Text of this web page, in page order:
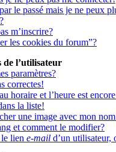
le passé mais je ne peux
m’inscrire?
les cookies du forum”?
de l’utilisateur
paramètres?
correctes!
horaire et l’heure est
la liste!
une image avec mon
et comment le modifier?
lien e-mail d’un utilisateur,